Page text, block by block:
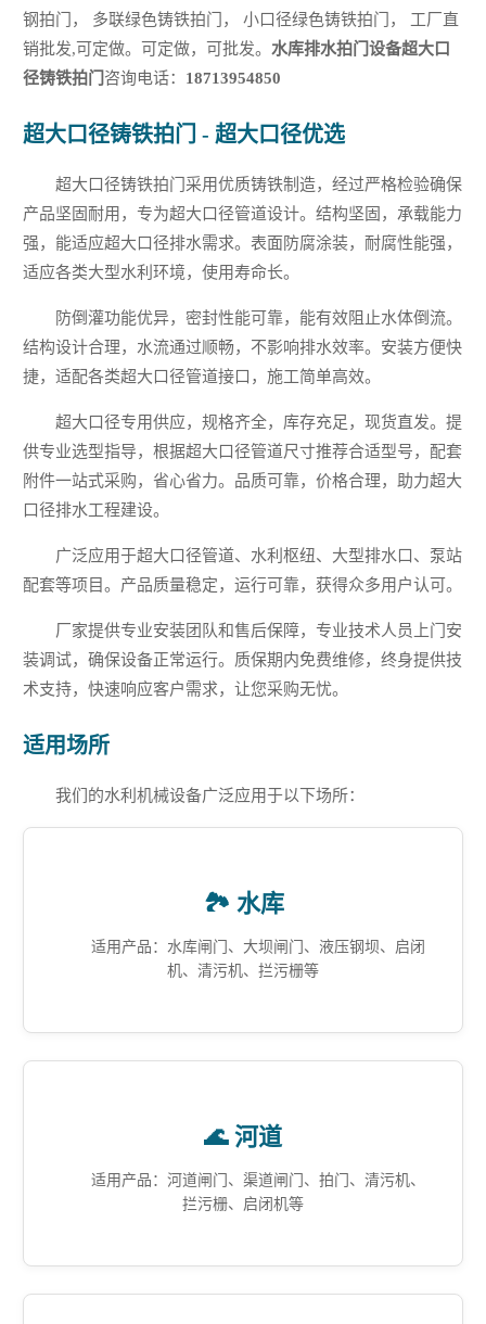
钢拍门， 多联绿色铸铁拍门， 小口径绿色铸铁拍门， 工厂直
销批发,可定做。可定做，可批发。 水库排水拍门设备超大口
径铸铁拍门 咨询电话： 18713954850
超大口径铸铁拍门 - 超大口径优选
超大口径铸铁拍门采用优质铸铁制造，经过严格检验确保
产品坚固耐用，专为超大口径管道设计。结构坚固，承载能力
强，能适应超大口径排水需求。表面防腐涂装，耐腐性能强，
适应各类大型水利环境，使用寿命长。
防倒灌功能优异，密封性能可靠，能有效阻止水体倒流。
结构设计合理，水流通过顺畅，不影响排水效率。安装方便快
捷，适配各类超大口径管道接口，施工简单高效。
超大口径专用供应，规格齐全，库存充足，现货直发。提
供专业选型指导，根据超大口径管道尺寸推荐合适型号，配套
附件一站式采购，省心省力。品质可靠，价格合理，助力超大
口径排水工程建设。
广泛应用于超大口径管道、水利枢纽、大型排水口、泵站
配套等项目。产品质量稳定，运行可靠，获得众多用户认可。
厂家提供专业安装团队和售后保障，专业技术人员上门安
装调试，确保设备正常运行。质保期内免费维修，终身提供技
术支持，快速响应客户需求，让您采购无忧。
适用场所
我们的水利机械设备广泛应用于以下场所：
🏞️ 水库
适用产品：水库闸门、大坝闸门、液压钢坝、启闭
机、清污机、拦污栅等
🌊 河道
适用产品：河道闸门、渠道闸门、拍门、清污机、
拦污栅、启闭机等